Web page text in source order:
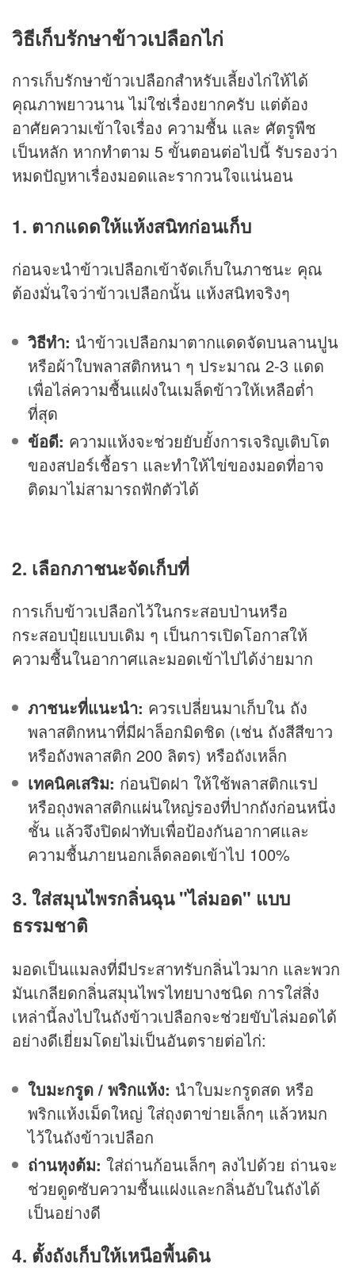
วิธีเก็บรักษาข้าวเปลือกไก่
การเก็บรักษาข้าวเปลือกสำหรับเลี้ยงไก่ให้ได้
คุณภาพยาวนาน ไม่ใช่เรื่องยากครับ แต่ต้อง
อาศัยความเข้าใจเรื่อง ความชื้น และ ศัตรูพืช
เป็นหลัก หากทำตาม 5 ขั้นตอนต่อไปนี้ รับรองว่า
หมดปัญหาเรื่องมอดและรากวนใจแน่นอน
1. ตากแดดให้แห้งสนิทก่อนเก็บ
ก่อนจะนำข้าวเปลือกเข้าจัดเก็บในภาชนะ คุณ
ต้องมั่นใจว่าข้าวเปลือกนั้น แห้งสนิทจริงๆ
วิธีทำ: นำข้าวเปลือกมาตากแดดจัดบนลานปูน
หรือผ้าใบพลาสติกหนา ๆ ประมาณ 2-3 แดด
เพื่อไล่ความชื้นแฝงในเมล็ดข้าวให้เหลือต่ำ
ที่สุด
ข้อดี: ความแห้งจะช่วยยับยั้งการเจริญเติบโต
ของสปอร์เชื้อรา และทำให้ไข่ของมอดที่อาจ
ติดมาไม่สามารถฟักตัวได้
2. เลือกภาชนะจัดเก็บที่
การเก็บข้าวเปลือกไว้ในกระสอบป่านหรือ
กระสอบปุ๋ยแบบเดิม ๆ เป็นการเปิดโอกาสให้
ความชื้นในอากาศและมอดเข้าไปได้ง่ายมาก
ภาชนะที่แนะนำ: ควรเปลี่ยนมาเก็บใน ถัง
พลาสติกหนาที่มีฝาล็อกมิดชิด (เช่น ถังสีสีขาว
หรือถังพลาสติก 200 ลิตร) หรือถังเหล็ก
เทคนิคเสริม: ก่อนปิดฝา ให้ใช้พลาสติกแรป
หรือถุงพลาสติกแผ่นใหญ่รองที่ปากถังก่อนหนึ่ง
ชั้น แล้วจึงปิดฝาทับเพื่อป้องกันอากาศและ
ความชื้นภายนอกเล็ดลอดเข้าไป 100%
3. ใส่สมุนไพรกลิ่นฉุน "ไล่มอด" แบบ
ธรรมชาติ
มอดเป็นแมลงที่มีประสาทรับกลิ่นไวมาก และพวก
มันเกลียดกลิ่นสมุนไพรไทยบางชนิด การใส่สิ่ง
เหล่านี้ลงไปในถังข้าวเปลือกจะช่วยขับไล่มอดได้
อย่างดีเยี่ยมโดยไม่เป็นอันตรายต่อไก่:
ใบมะกรูด / พริกแห้ง: นำใบมะกรูดสด หรือ
พริกแห้งเม็ดใหญ่ ใส่ถุงตาข่ายเล็กๆ แล้วหมก
ไว้ในถังข้าวเปลือก
ถ่านหุงต้ม: ใส่ถ่านก้อนเล็กๆ ลงไปด้วย ถ่านจะ
ช่วยดูดซับความชื้นแฝงและกลิ่นอับในถังได้
เป็นอย่างดี
4. ตั้งถังเก็บให้เหนือพื้นดิน